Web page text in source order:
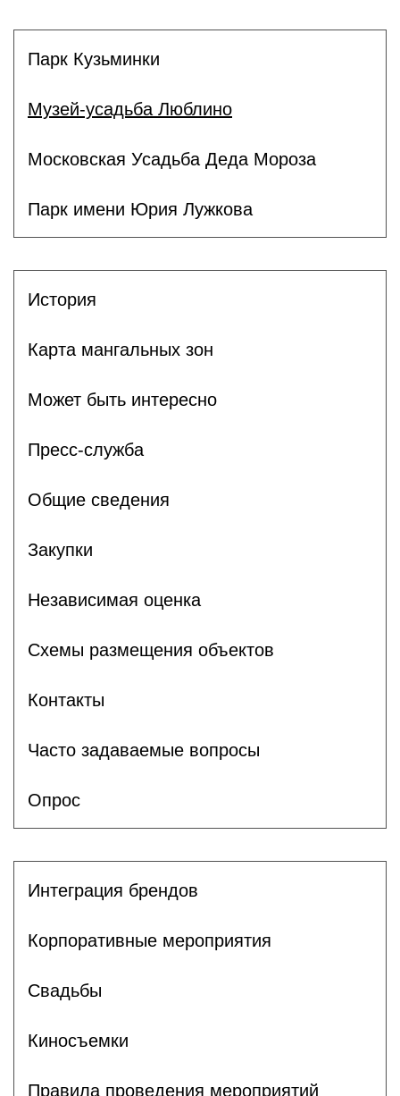
Парк Кузьминки
Музей-усадьба Люблино
Московская Усадьба Деда Мороза
Парк имени Юрия Лужкова
История
Карта мангальных зон
Может быть интересно
Пресс-служба
Общие сведения
Закупки
Независимая оценка
Схемы размещения объектов
Контакты
Часто задаваемые вопросы
Опрос
Интеграция брендов
Корпоративные мероприятия
Свадьбы
Киносъемки
Правила проведения мероприятий